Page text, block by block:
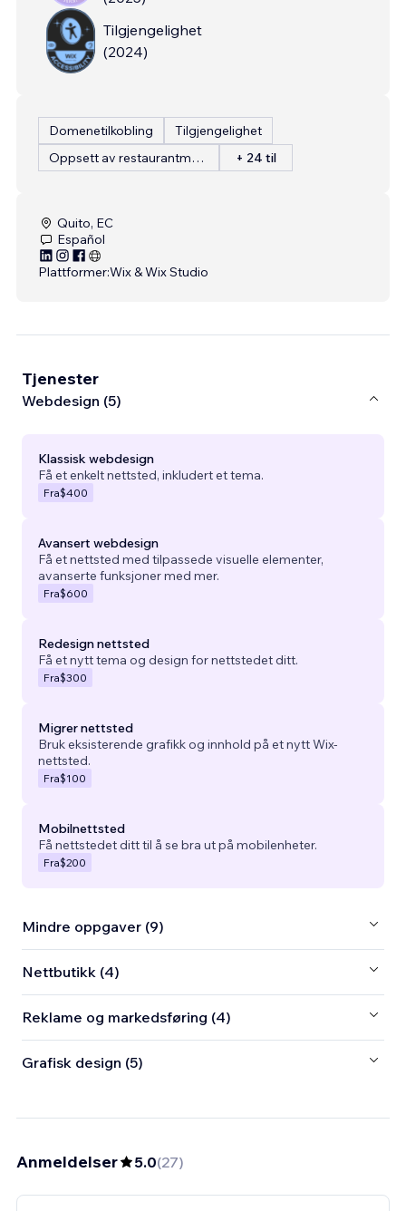
Tilgjengelighet
(2024)
Domenetilkobling
Tilgjengelighet
Oppsett av restaurantmeny
+ 24 til
Quito, EC
Español
Plattformer:Wix & Wix Studio
Tjenester
Webdesign (5)
Klassisk webdesign
Få et enkelt nettsted, inkludert et tema.
Fra$400
Avansert webdesign
Få et nettsted med tilpassede visuelle elementer,
avanserte funksjoner med mer.
Fra$600
Redesign nettsted
Få et nytt tema og design for nettstedet ditt.
Fra$300
Migrer nettsted
Bruk eksisterende grafikk og innhold på et nytt Wix-
nettsted.
Fra$100
Mobilnettsted
Få nettstedet ditt til å se bra ut på mobilenheter.
Fra$200
Mindre oppgaver (9)
Nettbutikk (4)
Reklame og markedsføring (4)
Grafisk design (5)
Anmeldelser 5.0(27)